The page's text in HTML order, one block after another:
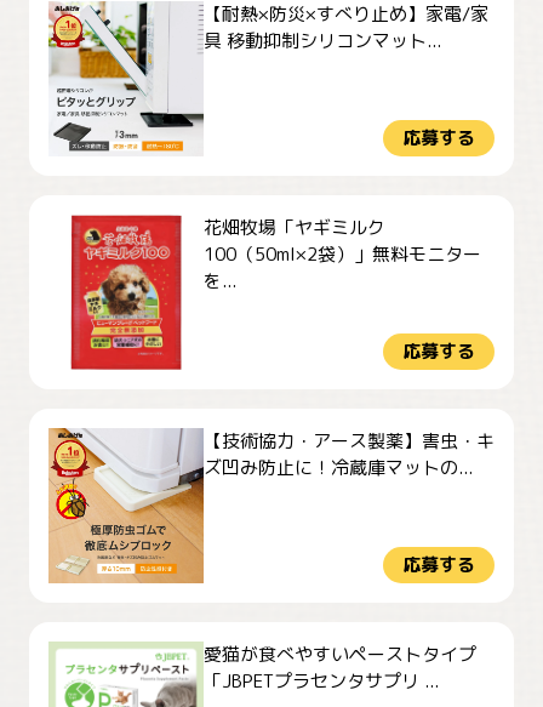
【耐熱×防災×すべり止め】家電/家
具 移動抑制シリコンマット...
応募する
花畑牧場「ヤギミルク
100（50ml×2袋）」無料モニター
を...
応募する
【技術協力・アース製薬】害虫・キ
ズ凹み防止に！冷蔵庫マットの...
応募する
愛猫が食べやすいペーストタイプ
「JBPETプラセンタサプリ ...